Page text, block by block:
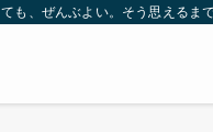
も、ぜんぶよい。そう思えるま